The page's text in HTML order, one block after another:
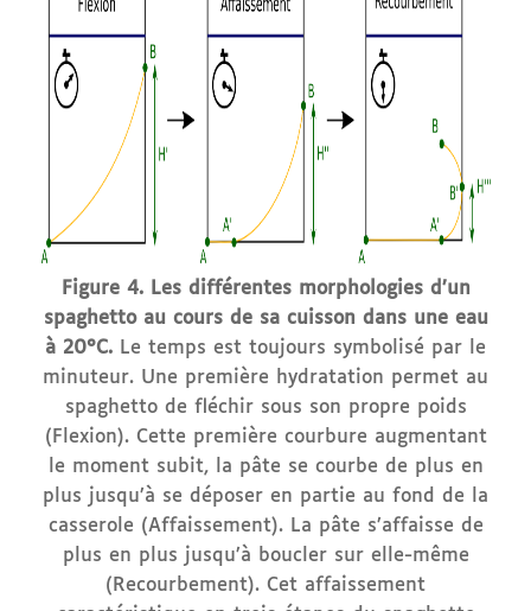
Figure 4. Les différentes morphologies d’un
spaghetto au cours de sa cuisson dans une eau
à 20°C. Le temps est toujours symbolisé par le
minuteur. Une première hydratation permet au
spaghetto de fléchir sous son propre poids
(Flexion). Cette première courbure augmentant
le moment subit, la pâte se courbe de plus en
plus jusqu’à se déposer en partie au fond de la
casserole (Affaissement). La pâte s’affaisse de
plus en plus jusqu’à boucler sur elle-même
(Recourbement). Cet affaissement